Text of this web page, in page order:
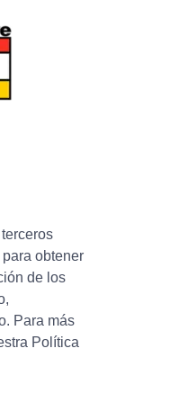
obtener
de los
Para más
Política